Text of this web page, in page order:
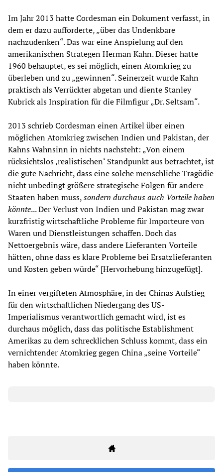
Im Jahr 2013 hatte Cordesman ein Dokument verfasst, in
dem er dazu aufforderte, „über das Undenkbare
nachzudenken“. Das war eine Anspielung auf den
amerikanischen Strategen Herman Kahn. Dieser hatte
1960 behauptet, es sei möglich, einen Atomkrieg zu
überleben und zu „gewinnen“. Seinerzeit wurde Kahn
praktisch als Verrückter abgetan und diente Stanley
Kubrick als Inspiration für die Filmfigur „Dr. Seltsam“.
2013 schrieb Cordesman einen Artikel über einen
möglichen Atomkrieg zwischen Indien und Pakistan, der
Kahns Wahnsinn in nichts nachsteht: „Von einem
rücksichtslos ‚realistischen‘ Standpunkt aus betrachtet, ist
die gute Nachricht, dass eine solche menschliche Tragödie
nicht unbedingt größere strategische Folgen für andere
Staaten haben muss,sondern durchaus auch Vorteile haben
könnte... Der Verlust von Indien und Pakistan mag zwar
kurzfristig wirtschaftliche Probleme für Importeure von
Waren und Dienstleistungen schaffen. Doch das
Nettoergebnis wäre, dass andere Lieferanten Vorteile
hätten, ohne dass es klare Probleme bei Ersatzlieferanten
und Kosten geben würde“ [Hervorhebung hinzugefügt].
In einer vergifteten Atmosphäre, in der Chinas Aufstieg
für den wirtschaftlichen Niedergang des US-
Imperialismus verantwortlich gemacht wird, ist es
durchaus möglich, dass das politische Establishment
Amerikas zu dem schrecklichen Schluss kommt, dass ein
vernichtender Atomkrieg gegen China „seine Vorteile“
haben könnte.